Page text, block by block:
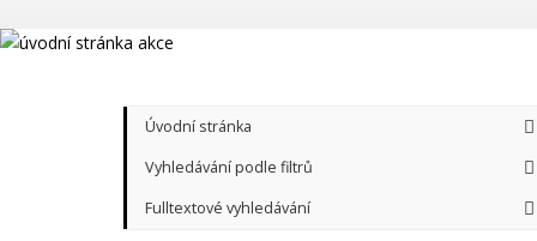
Úvodní stránka
Vyhledávání podle filtrů
Fulltextové vyhledávání